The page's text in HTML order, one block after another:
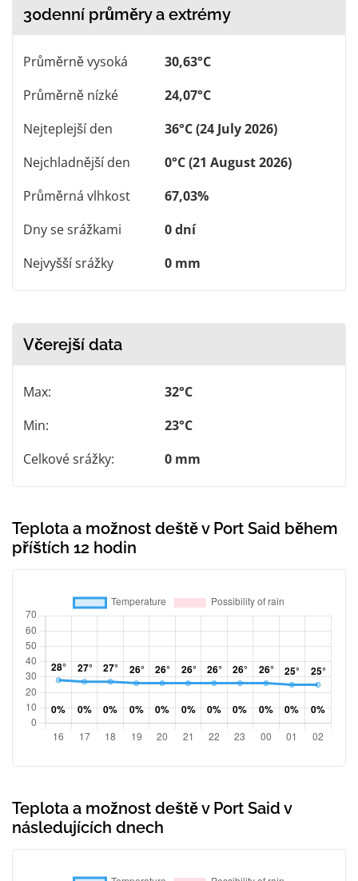
30denní průměry a extrémy
Průměrně vysoká
30,63°C
Průměrně nízké
24,07°C
Nejteplejší den
36°C (24 July 2026)
Nejchladnější den
0°C (21 August 2026)
Průměrná vlhkost
67,03%
Dny se srážkami
0 dní
Nejvyšší srážky
0 mm
Včerejší data
Max:
32°C
Min:
23°C
Celkové srážky:
0 mm
Teplota a možnost deště v Port Said během
příštích 12 hodin
Teplota a možnost deště v Port Said v
následujících dnech